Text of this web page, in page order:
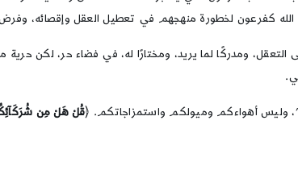
الله كفرعون لخطورة منهجهم في تعطيل العقل وإقصائه،
التعقل، ومدركًا لما يريد، ومختارًا له، في فضاء حر، لكن
وليس أهواءكم وميولكم واستمزاجاتكم. ﴿قُلْ هَلْ مِن